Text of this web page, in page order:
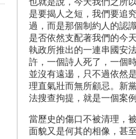
是要揭人之短，我們要追
過，而是那個制約人的認
是否依然支配著我們的今
執政所推出的一連串國安
許，一個詩人死了，一個
並沒有遠逷，只不過依然
理直氣壯而無所顧忌。新
法搜查拘提，就是一個案
當歷史的傷口不被清理，
面貌又是何其的相像，甚